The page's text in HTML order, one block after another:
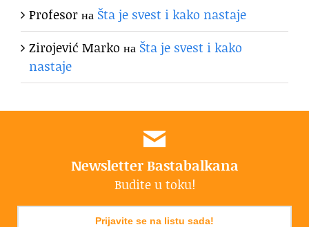
Profesorна Šta je svest i kako nastaje
Zirojević Marko на Šta je svest i kako
nastaje
Newsletter Bastabalkana
Budite u toku!
Prijavite se na listu sada!